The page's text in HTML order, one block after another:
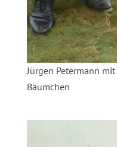
Jürgen Petermann
Bäumchen